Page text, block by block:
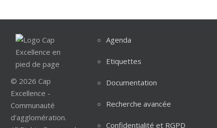
© 2026 Cap
Excellence -
Communauté
d'agglomération.
Agenda
Etiquettes
Documentation
Recherche avancée
Confidentialité et RGPD